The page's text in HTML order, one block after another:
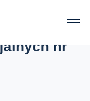
nr